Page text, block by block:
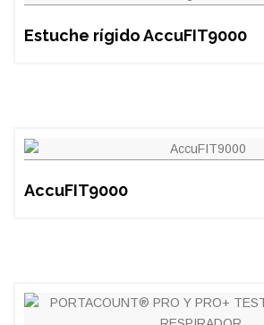
Estuche rígido AccuFIT9000
AccuFIT9000